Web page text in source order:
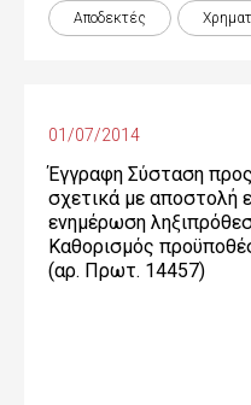
Αποδεκτές
01/07/2014
Έγγραφη Σύσταση
σχετικά με αποστολή
ενημέρωση
Καθορισμός
(αρ. Πρωτ. 14457)